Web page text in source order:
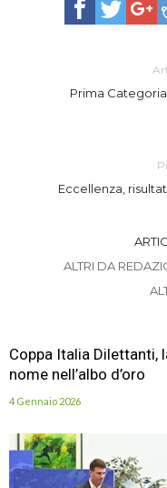
Prima
Eccellenza,
ALTRI DA
Coppa Italia Dilettanti,
nome nell’albo d’oro
4 Gennaio 2026